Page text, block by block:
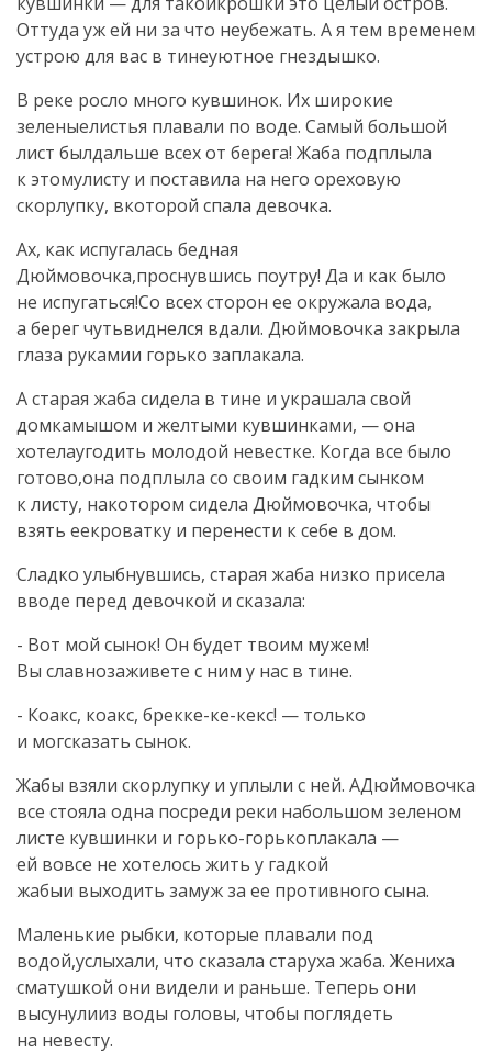
Оттуда уж ей ни за что неубежать. А я тем временем
устрою для вас в тинеуютное гнездышко.
В реке росло много кувшинок. Их широкие
зеленыелистья плавали по воде. Самый большой
лист былдальше всех от берега! Жаба подплыла
к этомулисту и поставила на него ореховую
скорлупку, вкоторой спала девочка.
Ах, как испугалась бедная
Дюймовочка,проснувшись поутру! Да и как было
не испугаться!Со всех сторон ее окружала вода,
а берег чутьвиднелся вдали. Дюймовочка закрыла
глаза рукамии горько заплакала.
А старая жаба сидела в тине и украшала свой
домкамышом и желтыми кувшинками, — она
хотелаугодить молодой невестке. Когда все было
готово,она подплыла со своим гадким сынком
к листу, накотором сидела Дюймовочка, чтобы
взять еекроватку и перенести к себе в дом.
Сладко улыбнувшись, старая жаба низко присела
вводе перед девочкой и сказала:
- Вот мой сынок! Он будет твоим мужем!
Вы славнозаживете с ним у нас в тине.
- Коакс, коакс, брекке-ке-кекс! — только
и могсказать сынок.
Жабы взяли скорлупку и уплыли с ней. АДюймовочка
все стояла одна посреди реки набольшом зеленом
листе кувшинки и горько-горькоплакала —
ей вовсе не хотелось жить у гадкой
жабыи выходить замуж за ее противного сына.
Маленькие рыбки, которые плавали под
водой,услыхали, что сказала старуха жаба. Жениха
сматушкой они видели и раньше. Теперь они
высунулииз воды головы, чтобы поглядеть
на невесту.